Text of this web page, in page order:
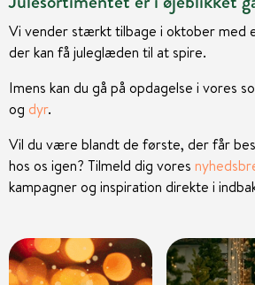
Vi vender stærkt tilbage i oktober med
der kan få juleglæden til at spire.
Imens kan du gå på opdagelse i vores
og dyr.
Vil du være blandt de første, der får
hos os igen? Tilmeld dig vores
kampagner og inspiration direkte i